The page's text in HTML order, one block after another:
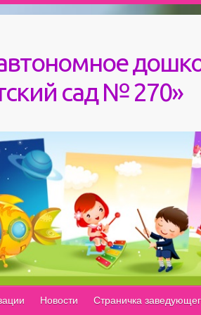
сад № 270»
Новости Страничка